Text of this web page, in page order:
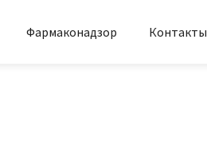
Фармаконадзор Контакты